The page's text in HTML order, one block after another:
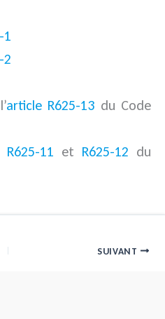
1
2
article R625-13 du Code
R625-11 et R625-12 du
SUIVANT